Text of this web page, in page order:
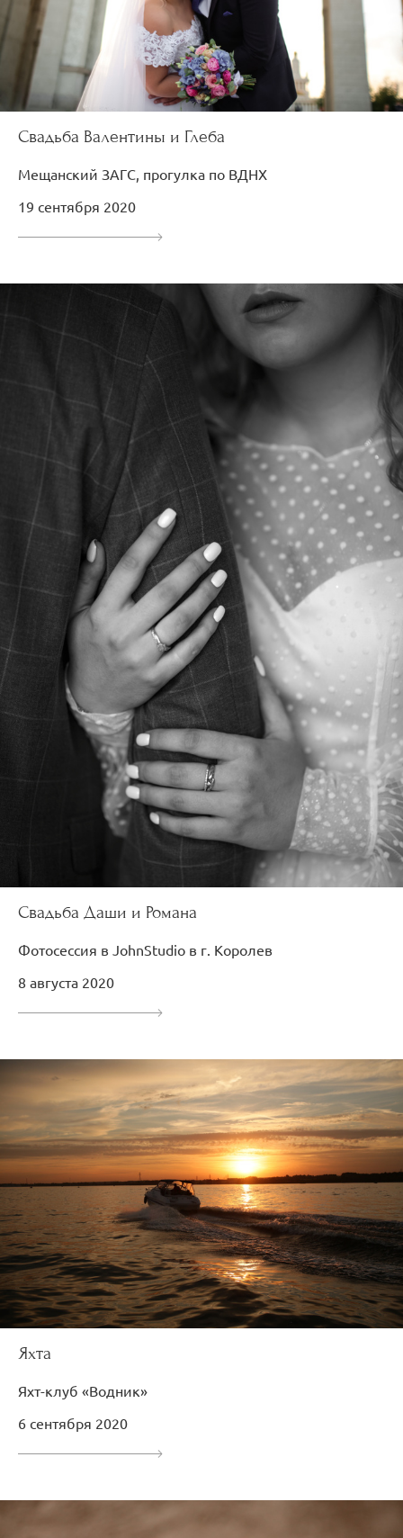
Свадьба Валентины и Глеба
Мещанский ЗАГС, прогулка по ВДНХ
19 сентября 2020
Свадьба Даши и Романа
Фотосессия в JohnStudio в г. Королев
8 августа 2020
Яхта
Яхт-клуб «Водник»
6 сентября 2020